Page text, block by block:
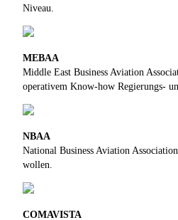
Niveau.
MEBAA
Middle East Business Aviation
operativem Know-how Regierungs-
NBAA
National Business Aviation
wollen.
COMAVISTA